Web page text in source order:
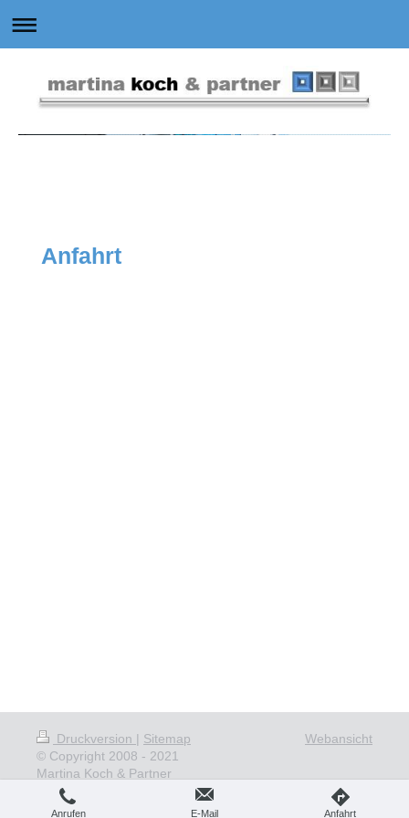
Anfahrt
Druckversion | Sitemap
© Copyright 2008 - 2021
Martina Koch & Partner
Webansicht
Anrufen E-Mail Anfahrt